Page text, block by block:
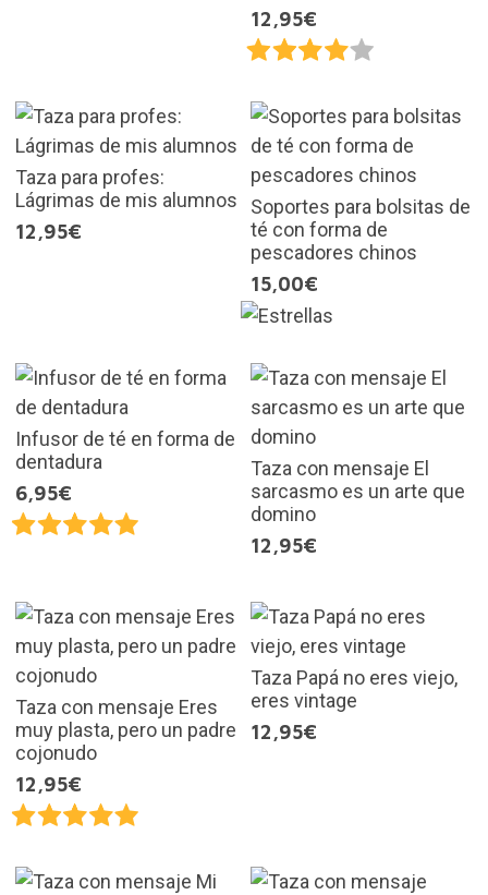
12,95€
Taza para profes:
Lágrimas de mis alumnos
12,95€
Soportes para bolsitas de
té con forma de
pescadores chinos
15,00€
Infusor de té en forma de
dentadura
6,95€
Taza con mensaje El
sarcasmo es un arte que
domino
12,95€
Taza con mensaje Eres
muy plasta, pero un padre
cojonudo
12,95€
Taza Papá no eres viejo,
eres vintage
12,95€